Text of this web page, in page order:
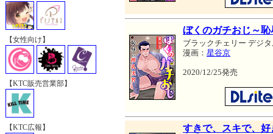
【女性向け】
【KTC販売営業部】
【KTC広報】
ぼくのガチおじ～
ブラックチェリー デジ
漫画： 星谷京
2020/12/25発売
すきで、スキで、